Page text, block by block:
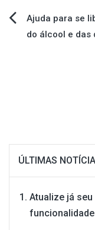
Ajuda para se
do álcool e das
ÚLTIMAS
Atualize já